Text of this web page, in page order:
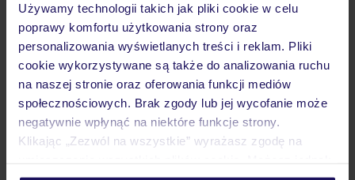
Używamy technologii takich jak pliki cookie w celu
poprawy komfortu użytkowania strony oraz
personalizowania wyświetlanych treści i reklam. Pliki
cookie wykorzystywane są także do analizowania ruchu
na naszej stronie oraz oferowania funkcji mediów
społecznościowych. Brak zgody lub jej wycofanie może
negatywnie wpłynąć na niektóre funkcje strony.
Klikając „Zezwól na wszystkie” wyrażasz zgodę na
Opinie
Pokoje
Wyżywienie